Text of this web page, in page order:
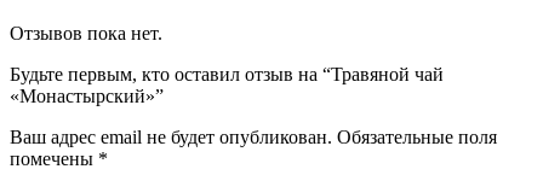
Отзывов пока нет.
Будьте первым, кто оставил отзыв на “Травяной чай
«Монастырский»”
Ваш адрес email не будет опубликован. Обязательные поля
помечены *